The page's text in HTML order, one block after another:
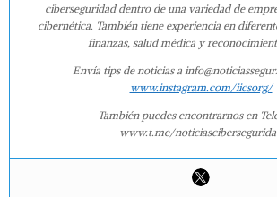
ciberseguridad dentro de una variedad de
cibernética. También tiene experiencia en
finanzas, salud médica y
Envía tips de noticias a
www.instagram.com/iicsorg/
También puedes encontrarnos en
www.t.me/